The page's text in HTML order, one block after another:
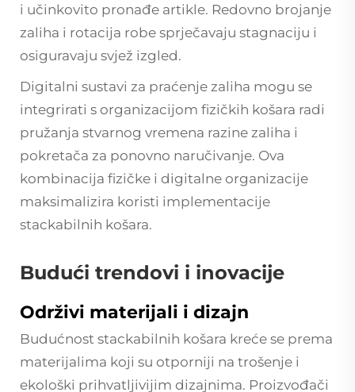
i učinkovito pronađe artikle. Redovno brojanje
zaliha i rotacija robe sprječavaju stagnaciju i
osiguravaju svjež izgled.
Digitalni sustavi za praćenje zaliha mogu se
integrirati s organizacijom fizičkih košara radi
pružanja stvarnog vremena razine zaliha i
pokretača za ponovno naručivanje. Ova
kombinacija fizičke i digitalne organizacije
maksimalizira koristi implementacije
stackabilnih košara.
Budući trendovi i inovacije
Održivi materijali i dizajn
Budućnost stackabilnih košara kreće se prema
materijalima koji su otporniji na trošenje i
ekološki prihvatljivijim dizajnima. Proizvođači